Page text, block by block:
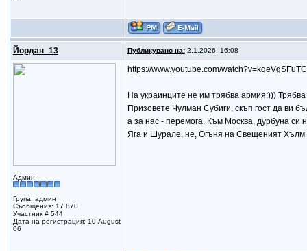
Йордан_13 Публикувано на:2.1.2026, 16:08
Админ
Група: админ
Съобщения: 17 870
Участник # 544
Дата на регистрация: 10-August
06
https://www.youtube.com/
На украинците не им трябва армия;)))
Призовете Чулман Субиги, скъп гост да ви
а за нас - перемога. Към Москва, дурбуна си
Яга и Шурале, не, Огъня на Свещеният Хълм